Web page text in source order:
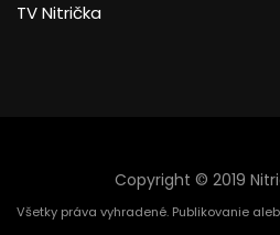
TV Nitrička
Copyright © 2019
Všetky práva vyhradené. Publikovanie